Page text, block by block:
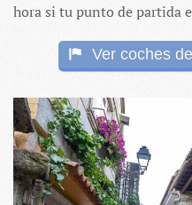
hora si tu punto de partida
Ver coches